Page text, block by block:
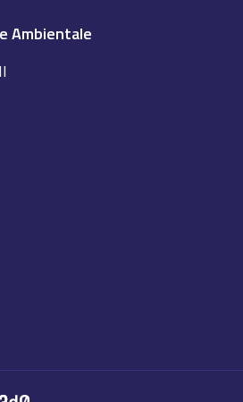
Ambientale